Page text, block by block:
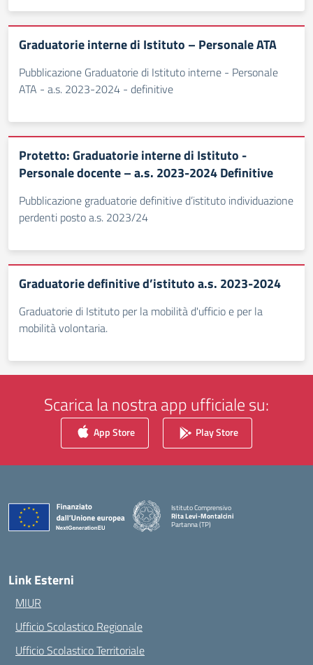
Graduatorie interne di Istituto – Personale ATA
Pubblicazione Graduatorie di Istituto interne - Personale
ATA - a.s. 2023-2024 - definitive
Protetto: Graduatorie interne di Istituto -
Personale docente – a.s. 2023-2024 Definitive
Pubblicazione graduatorie definitive d’istituto individuazione
perdenti posto a.s. 2023/24
Graduatorie definitive d’istituto a.s. 2023-2024
Graduatorie di Istituto per la mobilità d'ufficio e per la
mobilità volontaria.
Scarica la nostra app ufficiale su:
App Store Play Store
Istituto Comprensivo
Rita Levi-Montalcini
Partanna (TP)
Link Esterni
MIUR
Ufficio Scolastico Regionale
Ufficio Scolastico Territoriale